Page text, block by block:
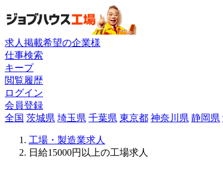
求人掲載希望の企業様
仕事検索
キープ
閲覧履歴
ログイン
会員登録
全国 茨城県 埼玉県 千葉県 東京都 神奈川県 静岡県
工場・製造業求人
日給15000円以上の工場求人